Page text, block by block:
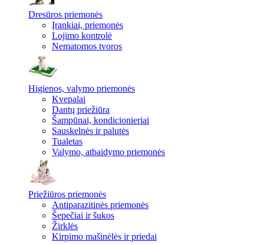
Dresūros priemonės
Įrankiai, priemonės
Lojimo kontrolė
Nematomos tvoros
Higienos, valymo priemonės
Kvepalai
Dantų priežiūra
Šampūnai, kondicionieriai
Sauskelnės ir palutės
Tualetas
Valymo, atbaidymo priemonės
Priežiūros priemonės
Antiparazitinės priemonės
Šepečiai ir šukos
Žirklės
Kirpimo mašinėlės ir priedai